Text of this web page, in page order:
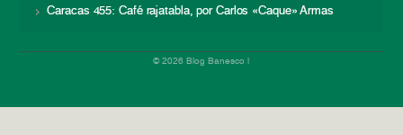
Caracas 455: Café rajatabla, por Carlos «Caque» Armas
© 2026 Blog Banesco |